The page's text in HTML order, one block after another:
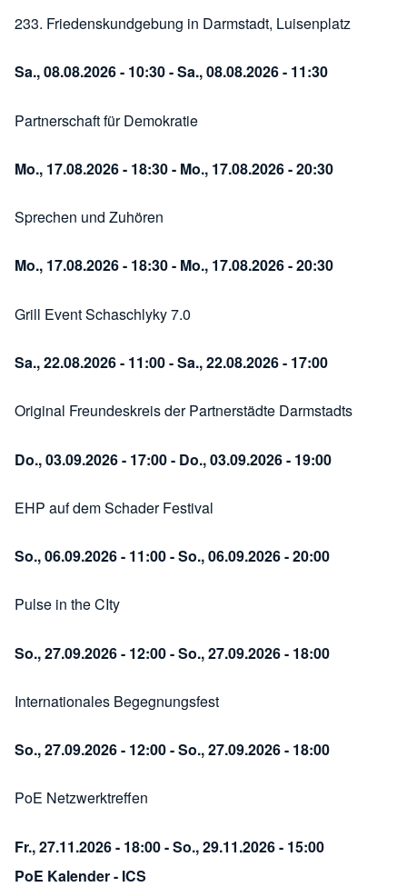
233. Friedenskundgebung in Darmstadt, Luisenplatz
Sa., 08.08.2026 - 10:30-Sa., 08.08.2026 - 11:30
Partnerschaft für Demokratie
Mo., 17.08.2026 - 18:30- Mo., 17.08.2026 - 20:30
Sprechen und Zuhören
Mo., 17.08.2026 - 18:30- Mo., 17.08.2026 - 20:30
Grill Event Schaschlyky 7.0
Sa., 22.08.2026 - 11:00-Sa., 22.08.2026 - 17:00
Original Freundeskreis der Partnerstädte Darmstadts
Do., 03.09.2026 - 17:00- Do., 03.09.2026 - 19:00
EHP auf dem Schader Festival
So., 06.09.2026 - 11:00-So., 06.09.2026 - 20:00
Pulse in the CIty
So., 27.09.2026 - 12:00-So., 27.09.2026 - 18:00
Internationales Begegnungsfest
So., 27.09.2026 - 12:00-So., 27.09.2026 - 18:00
PoE Netzwerktreffen
Fr., 27.11.2026 - 18:00-So., 29.11.2026 - 15:00
PoE Kalender - ICS